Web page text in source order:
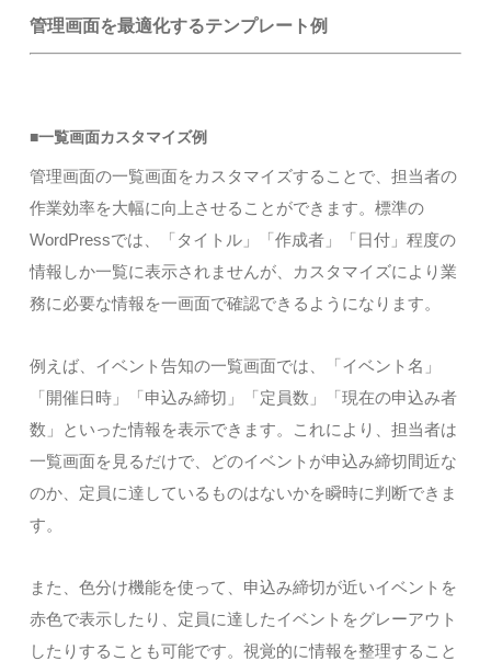
管理画面を最適化するテンプレート例
■一覧画面カスタマイズ例
管理画面の一覧画面をカスタマイズすることで、担当者の
作業効率を大幅に向上させることができます。標準の
WordPressでは、「タイトル」「作成者」「日付」程度の
情報しか一覧に表示されませんが、カスタマイズにより業
務に必要な情報を一画面で確認できるようになります。
例えば、イベント告知の一覧画面では、「イベント名」
「開催日時」「申込み締切」「定員数」「現在の申込み者
数」といった情報を表示できます。これにより、担当者は
一覧画面を見るだけで、どのイベントが申込み締切間近な
のか、定員に達しているものはないかを瞬時に判断できま
す。
また、色分け機能を使って、申込み締切が近いイベントを
赤色で表示したり、定員に達したイベントをグレーアウト
したりすることも可能です。視覚的に情報を整理すること